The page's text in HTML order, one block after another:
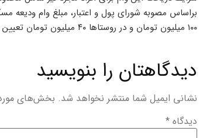
۱۰۰ میلیون تومان و در روستاها ۴۰ میلیون تومان تعیین شده است. سود تسهیلات ۲۳ درصد و حداکثر مدت بازپرداخت آن ۵ سال است.
دیدگاهتان را بنویسید
نشانی ایمیل شما منتشر نخواهد شد. بخش‌های
دیدگاه *